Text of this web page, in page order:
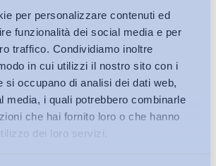
per personalizzare contenuti ed
funzionalità dei social media e per
traffico. Condividiamo inoltre
in cui utilizzi il nostro sito con i
si occupano di analisi dei dati web,
media, i quali potrebbero combinarle
che hai fornito loro o che hanno
dei loro servizi.
Newsletter